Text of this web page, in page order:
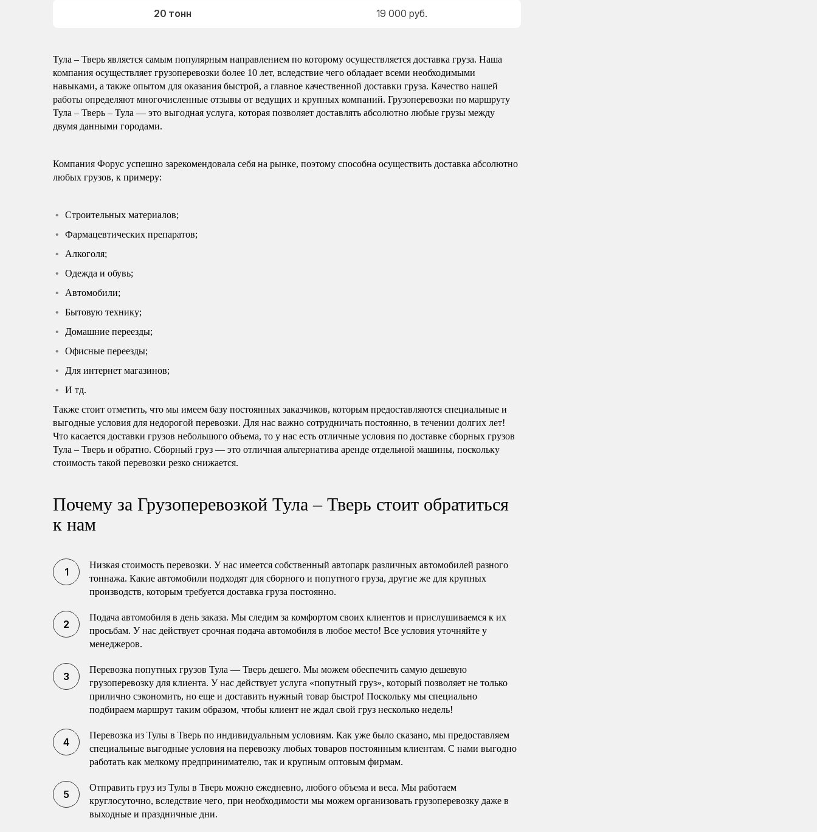
20 тонн 19 000 руб.
Тула – Тверь является самым популярным направлением по которому осуществляется доставка груза. Наша
компания осуществляет грузоперевозки более 10 лет, вследствие чего обладает всеми необходимыми
навыками, а также опытом для оказания быстрой, а главное качественной доставки груза. Качество нашей
работы определяют многочисленные отзывы от ведущих и крупных компаний. Грузоперевозки по маршруту
Тула – Тверь – Тула — это выгодная услуга, которая позволяет доставлять абсолютно любые грузы между
двумя данными городами.
Компания Форус успешно зарекомендовала себя на рынке, поэтому способна осуществить доставка абсолютно
любых грузов, к примеру:
Строительных материалов;
Фармацевтических препаратов;
Алкоголя;
Одежда и обувь;
Автомобили;
Бытовую технику;
Домашние переезды;
Офисные переезды;
Для интернет магазинов;
И тд.
Также стоит отметить, что мы имеем базу постоянных заказчиков, которым предоставляются специальные и
выгодные условия для недорогой перевозки. Для нас важно сотрудничать постоянно, в течении долгих лет!
Что касается доставки грузов небольшого объема, то у нас есть отличные условия по доставке сборных грузов
Тула – Тверь и обратно. Сборный груз — это отличная альтернатива аренде отдельной машины, поскольку
стоимость такой перевозки резко снижается.
Почему за Грузоперевозкой Тула – Тверь стоит обратиться
к нам
Низкая стоимость перевозки. У нас имеется собственный автопарк различных автомобилей разного
тоннажа. Какие автомобили подходят для сборного и попутного груза, другие же для крупных
производств, которым требуется доставка груза постоянно.
Подача автомобиля в день заказа. Мы следим за комфортом своих клиентов и прислушиваемся к их
просьбам. У нас действует срочная подача автомобиля в любое место! Все условия уточняйте у
менеджеров.
Перевозка попутных грузов Тула — Тверь дешего. Мы можем обеспечить самую дешевую
грузоперевозку для клиента. У нас действует услуга «попутный груз», который позволяет не только
прилично сэкономить, но еще и доставить нужный товар быстро! Поскольку мы специально
подбираем маршрут таким образом, чтобы клиент не ждал свой груз несколько недель!
Перевозка из Тулы в Тверь по индивидуальным условиям. Как уже было сказано, мы предоставляем
специальные выгодные условия на перевозку любых товаров постоянным клиентам. С нами выгодно
работать как мелкому предпринимателю, так и крупным оптовым фирмам.
Отправить груз из Тулы в Тверь можно ежедневно, любого объема и веса. Мы работаем
круглосуточно, вследствие чего, при необходимости мы можем организовать грузоперевозку даже в
выходные и праздничные дни.